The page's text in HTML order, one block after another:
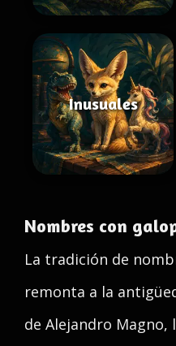
Inusuales
Nombres con
La tradición de
remonta a la
de Alejandro Magno,